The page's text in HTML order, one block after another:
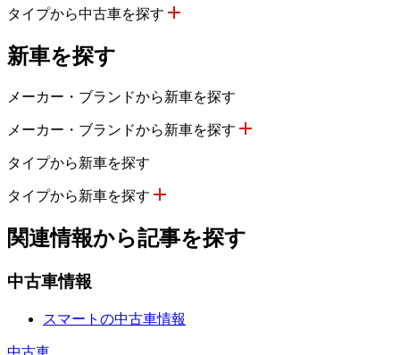
タイプから中古車を探す
新車を探す
メーカー・ブランドから新車を探す
メーカー・ブランドから新車を探す
タイプから新車を探す
タイプから新車を探す
関連情報から記事を探す
中古車情報
スマートの中古車情報
中古車